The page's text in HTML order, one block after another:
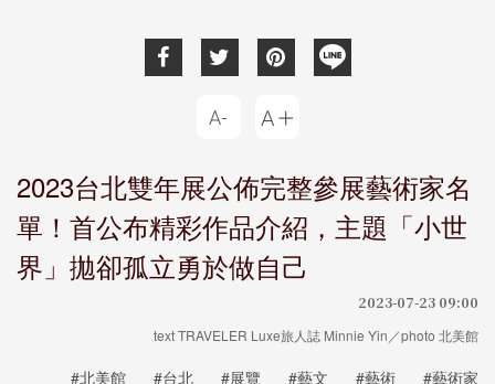
2023台北雙年展公佈完整參展藝術家名
單！首公布精彩作品介紹，主題「小世
界」拋卻孤立勇於做自己
2023-07-23 09:00
text TRAVELER Luxe旅人誌 Minnie Yin／photo 北美館
#北美館 #台北 #展覽 #藝文 #藝術 #藝術家